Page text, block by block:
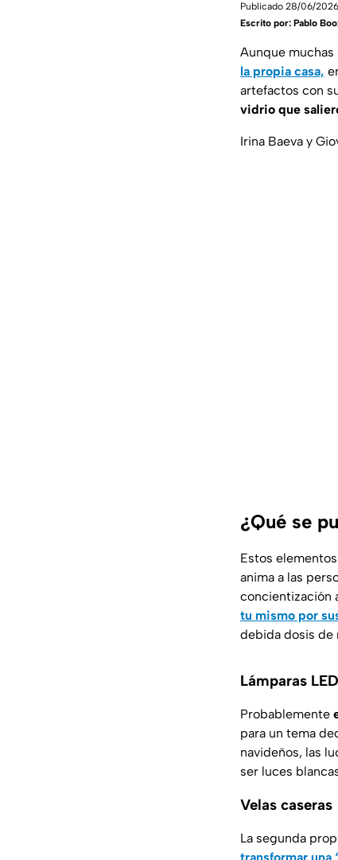
Publicado 28/06/2026
Escrito por: Pablo
Aunque
la propia casa,
artefactos con
vidrio que
Irina Baeva y
¿Qué se
Estos
anima a las
concientización
tu mismo por
debida dosis de
Lámparas
Probablemente
para un tema
navideños, las
ser luces
Velas caseras
La segunda